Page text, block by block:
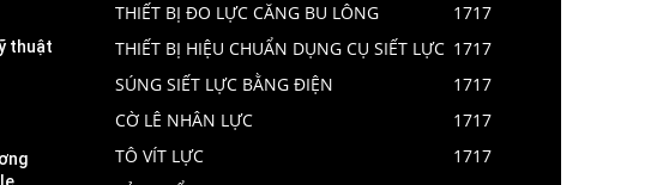
thuật
THIẾT BỊ ĐO LỰC CĂNG BU LÔNG
1717
THIẾT BỊ HIỆU CHUẨN DỤNG CỤ SIẾT LỰC 1717
SÚNG SIẾT LỰC BẰNG ĐIỆN
1717
CỜ LÊ NHÂN LỰC
1717
TÔ VÍT LỰC
1717